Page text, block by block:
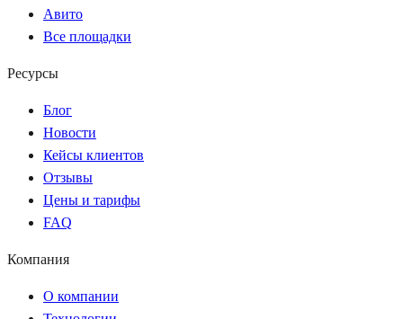
Авито
Все площадки
Ресурсы
Блог
Новости
Кейсы клиентов
Отзывы
Цены и тарифы
FAQ
Компания
О компании